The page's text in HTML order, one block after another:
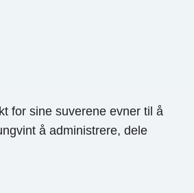
for sine suverene evner til å
å administrere, dele